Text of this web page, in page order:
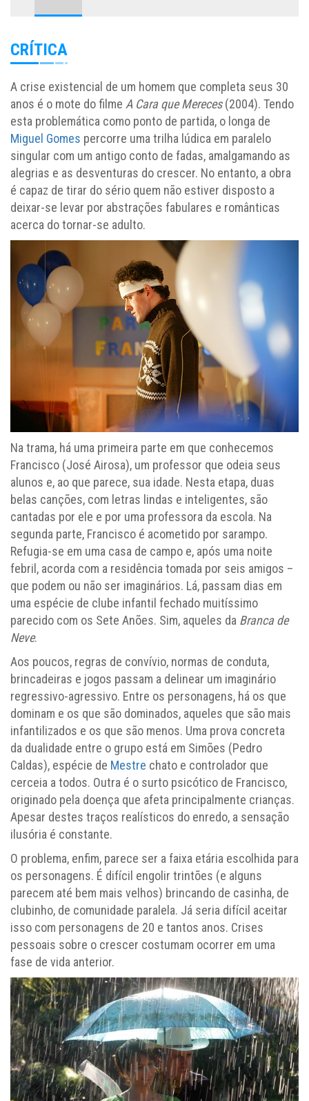
CRÍTICA
A crise existencial de um homem que completa seus 30
anos é o mote do filme A Cara que Mereces(2004). Tendo
esta problemática como ponto de partida, o longa de
Miguel Gomes percorre uma trilha lúdica em paralelo
singular com um antigo conto de fadas, amalgamando as
alegrias e as desventuras do crescer. No entanto, a obra
é capaz de tirar do sério quem não estiver disposto a
deixar-se levar por abstrações fabulares e românticas
acerca do tornar-se adulto.
Na trama, há uma primeira parte em que conhecemos
Francisco (José Airosa), um professor que odeia seus
alunos e, ao que parece, sua idade. Nesta etapa, duas
belas canções, com letras lindas e inteligentes, são
cantadas por ele e por uma professora da escola. Na
segunda parte, Francisco é acometido por sarampo.
Refugia-se em uma casa de campo e, após uma noite
febril, acorda com a residência tomada por seis amigos –
que podem ou não ser imaginários. Lá, passam dias em
uma espécie de clube infantil fechado muitíssimo
parecido com os Sete Anões. Sim, aqueles da Branca de
Neve.
Aos poucos, regras de convívio, normas de conduta,
brincadeiras e jogos passam a delinear um imaginário
regressivo-agressivo. Entre os personagens, há os que
dominam e os que são dominados, aqueles que são mais
infantilizados e os que são menos. Uma prova concreta
da dualidade entre o grupo está em Simões (Pedro
Caldas), espécie de Mestre chato e controlador que
cerceia a todos. Outra é o surto psicótico de Francisco,
originado pela doença que afeta principalmente crianças.
Apesar destes traços realísticos do enredo, a sensação
ilusória é constante.
O problema, enfim, parece ser a faixa etária escolhida para
os personagens. É difícil engolir trintões (e alguns
parecem até bem mais velhos) brincando de casinha, de
clubinho, de comunidade paralela. Já seria difícil aceitar
isso com personagens de 20 e tantos anos. Crises
pessoais sobre o crescer costumam ocorrer em uma
fase de vida anterior.